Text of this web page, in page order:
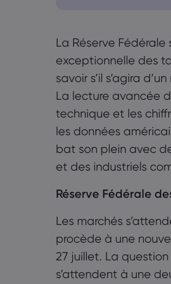
0.2 Données
La Réserve
exceptionnelle des
savoir s’il s’agira
La lecture avancée
technique et les
les données
bat son plein avec
et des industriels
Réserve Fédérale
Les marchés
procède à une
27 juillet. La
s’attendent à une